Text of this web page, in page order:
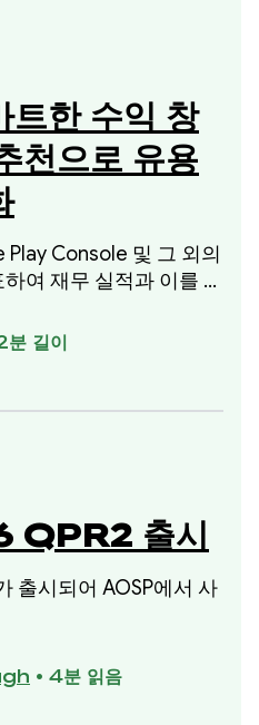
트한 수익 창
천으로 유용
Console 및 그 외의
여 재무 실적과 이를 개
니다.
분 길이
출시
출시되어 AOSP에서 사
• 4분 읽음